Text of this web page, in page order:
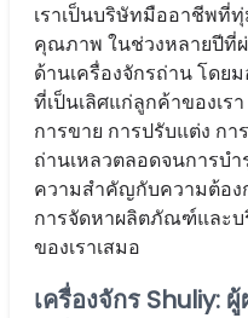
เราเป็นบริษัทมืออาชีพที่
คุณภาพ ในช่วงหลายปีที่
ด้านเครื่องจักรถ่าน โดย
ที่เป็นเลิศแก่ลูกค้าของเร
การขาย การปรับแต่ง กา
ถ่านเหลวตลอดจนการบำ
ความสำคัญกับความต้อง
การจัดหาผลิตภัณฑ์และ
ของเราเสมอ
เครื่องจักร Shuliy: